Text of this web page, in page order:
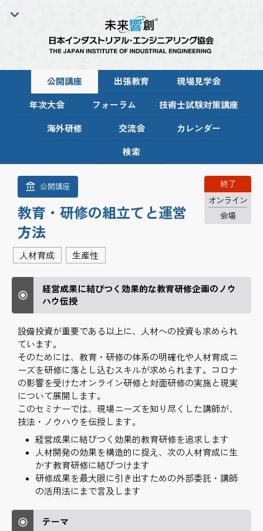
公開講座 出張教育 現場見学会
年次大会 フォーラム 技術士試験対策講座
海外研修 交流会 カレンダー
検索
終了
オンライン
会場
公開講座
教育・研修の組立てと運営
方法
人材育成 生産性
経営成果に結びつく効果的な教育研修企画のノウ
ハウ伝授
設備投資が重要である以上に、人材への投資も求められ
ています。
そのためには、教育・研修の体系の明確化や人材育成ニ
ーズを研修に落とし込むスキルが求められます。コロナ
の影響を受けたオンライン研修と対面研修の実施と現実
について展開します。
このセミナーでは、現場ニーズを知り尽くした講師が、
技法・ノウハウを伝授します。
経営成果に結びつく効果的教育研修を追求します
人材開発の効果を構造的に捉え、次の人材育成に生
かす教育研修に結びつけます
研修成果を最大限に引き出すための外部委託・講師
の活用法にまで言及します
テーマ